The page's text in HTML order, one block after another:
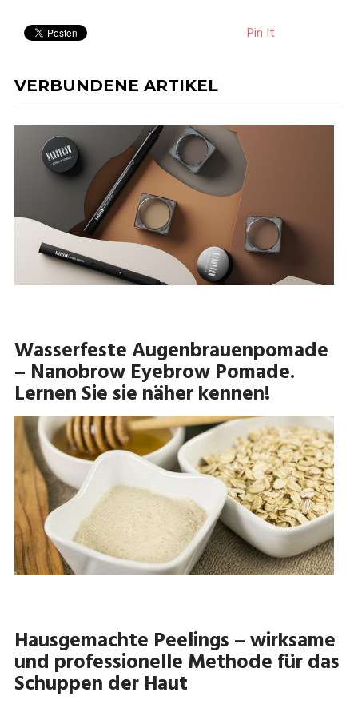
Pin It
VERBUNDENE ARTIKEL
Wasserfeste Augenbrauenpomade
– Nanobrow Eyebrow Pomade.
Lernen Sie sie näher kennen!
Hausgemachte Peelings – wirksame
und professionelle Methode für das
Schuppen der Haut